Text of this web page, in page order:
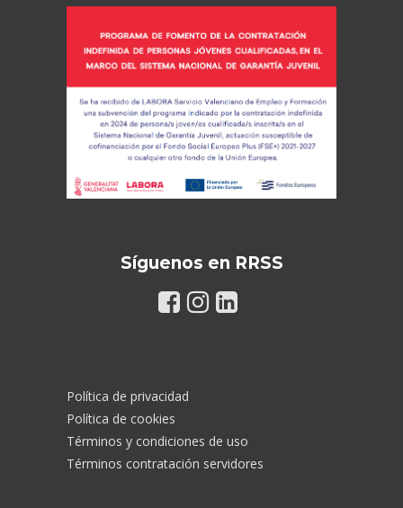
Síguenos en RRSS
Política de privacidad
Política de cookies
Términos y condiciones de uso
Términos contratación servidores